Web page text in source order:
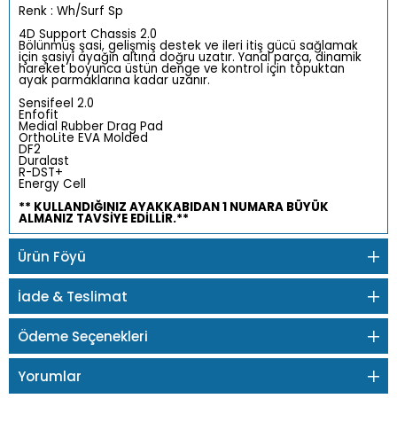
Renk : Wh/Surf Sp
4D Support Chassis 2.0
Bölünmüş şasi, gelişmiş destek ve ileri itiş gücü sağlamak
için şasiyi ayağın altına doğru uzatır. Yanal parça, dinamik
hareket boyunca üstün denge ve kontrol için topuktan
ayak parmaklarına kadar uzanır.
Sensifeel 2.0
Enfofit
Medial Rubber Drag Pad
OrthoLite EVA Molded
DF2
Duralast
R-DST+
Energy Cell
** KULLANDIĞINIZ AYAKKABIDAN 1 NUMARA BÜYÜK
ALMANIZ TAVSİYE EDİLLİR.**
Ürün Föyü
İade & Teslimat
Ödeme Seçenekleri
Yorumlar